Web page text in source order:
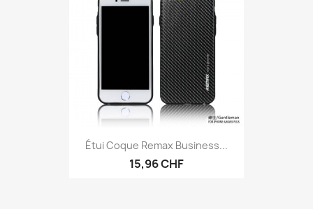
Étui Coque Remax Business...
15,96 CHF